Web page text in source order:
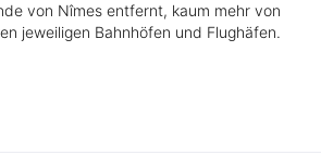
von Nîmes entfernt, kaum mehr von
jeweiligen Bahnhöfen und Flughäfen.